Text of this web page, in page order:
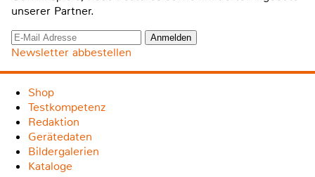
unserer Partner.
Newsletter abbestellen
Shop
Testkompetenz
Redaktion
Gerätedaten
Bildergalerien
Kataloge